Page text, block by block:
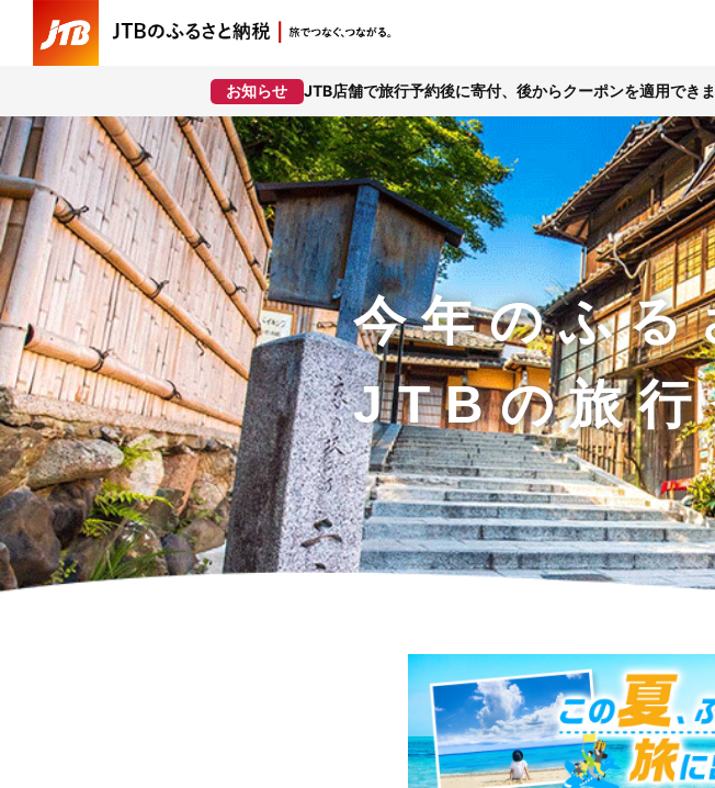
お知らせ JTB店舗で旅行予約後に寄付、後からクーポンを適用でき
今年のふ
JTBの旅行